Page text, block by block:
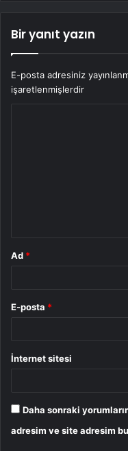
Bir yanıt yazın
E-posta adresiniz
işaretlenmişlerdir
Ad *
E-posta *
İnternet sitesi
Daha sonraki
adresim ve site adresim